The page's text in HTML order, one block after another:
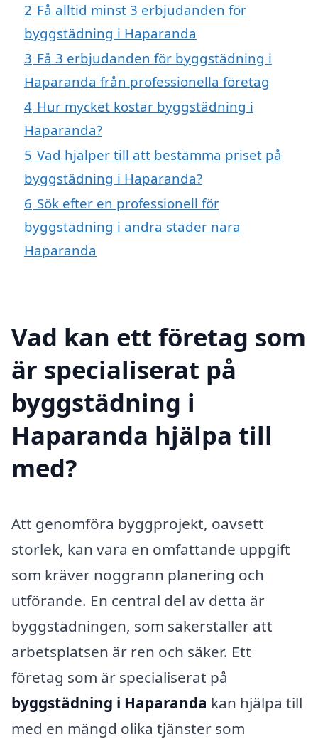
2 Få alltid minst 3 erbjudanden för
byggstädning i Haparanda
3 Få 3 erbjudanden för byggstädning i
Haparanda från professionella företag
4 Hur mycket kostar byggstädning i
Haparanda?
5 Vad hjälper till att bestämma priset på
byggstädning i Haparanda?
6 Sök efter en professionell för
byggstädning i andra städer nära
Haparanda
Vad kan ett företag som
är specialiserat på
byggstädning i
Haparanda hjälpa till
med?
Att genomföra byggprojekt, oavsett
storlek, kan vara en omfattande uppgift
som kräver noggrann planering och
utförande. En central del av detta är
byggstädningen, som säkerställer att
arbetsplatsen är ren och säker. Ett
företag som är specialiserat på
byggstädning i Haparanda kan hjälpa till
med en mängd olika tjänster som